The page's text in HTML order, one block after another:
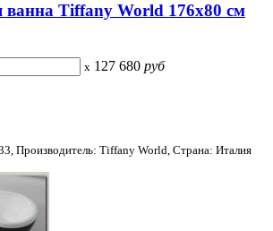
ванна Tiffany World 176x80 см
x 127 680 руб
Производитель: Tiffany World, Страна: Италия